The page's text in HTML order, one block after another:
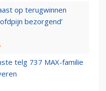
op terugwinnen
bezorgend’
telg 737 MAX-familie